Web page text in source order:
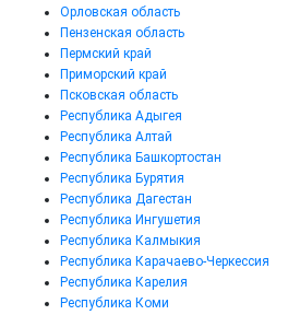
Орловская область
Пензенская область
Пермский край
Приморский край
Псковская область
Республика Адыгея
Республика Алтай
Республика Башкортостан
Республика Бурятия
Республика Дагестан
Республика Ингушетия
Республика Калмыкия
Республика Карачаево-Черкессия
Республика Карелия
Республика Коми